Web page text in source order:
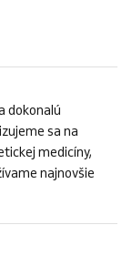
dokonalú
sa na
medicíny,
najnovšie